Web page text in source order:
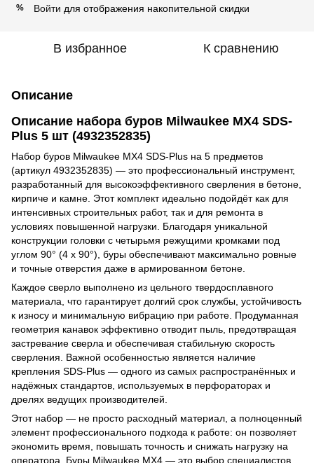
% Войти для отображения накопительной скидки
В избранное К сравнению
Описание
Описание набора буров Milwaukee MX4 SDS-
Plus 5 шт (4932352835)
Набор буров Milwaukee MX4 SDS-Plus на 5 предметов
(артикул 4932352835) — это профессиональный инструмент,
разработанный для высокоэффективного сверления в бетоне,
кирпиче и камне. Этот комплект идеально подойдёт как для
интенсивных строительных работ, так и для ремонта в
условиях повышенной нагрузки. Благодаря уникальной
конструкции головки с четырьмя режущими кромками под
углом 90° (4 x 90°), буры обеспечивают максимально ровные
и точные отверстия даже в армированном бетоне.
Каждое сверло выполнено из цельного твердосплавного
материала, что гарантирует долгий срок службы, устойчивость
к износу и минимальную вибрацию при работе. Продуманная
геометрия канавок эффективно отводит пыль, предотвращая
застревание сверла и обеспечивая стабильную скорость
сверления. Важной особенностью является наличие
крепления SDS-Plus — одного из самых распространённых и
надёжных стандартов, используемых в перфораторах и
дрелях ведущих производителей.
Этот набор — не просто расходный материал, а полноценный
элемент профессионального подхода к работе: он позволяет
экономить время, повышать точность и снижать нагрузку на
оператора. Буры Milwaukee MX4 — это выбор специалистов,